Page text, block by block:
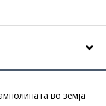
во земја